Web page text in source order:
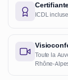
ICDL incluse
Toute la
Rhône-